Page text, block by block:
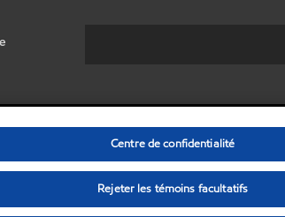
Centre de confidentialité
Rejeter les témoins facultatifs